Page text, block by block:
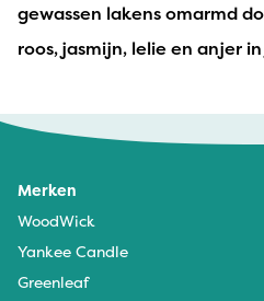
gewassen lakens omarmd
roos, jasmijn, lelie en anjer
Merken
WoodWick
Yankee Candle
Greenleaf